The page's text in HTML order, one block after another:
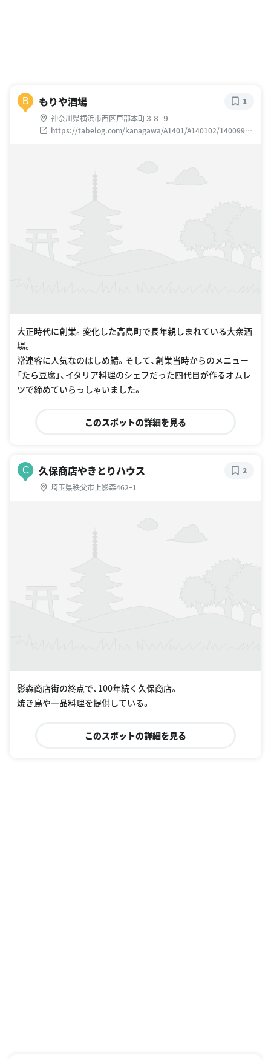
B もりや酒場
神奈川県横浜市西区戸部本町３８-９
https://tabelog.com/kanagawa/A1401/A140102/14009980
1
大正時代に創業。変化した高島町で長年親しまれている大衆酒
場。
常連客に人気なのはしめ鯖。そして、創業当時からのメニュー
「たら豆腐」、イタリア料理のシェフだった四代目が作るオムレ
ツで締めていらっしゃいました。
このスポットの詳細を見る
C 久保商店やきとりハウス
埼玉県秩父市上影森462ｰ1
2
影森商店街の終点で、100年続く久保商店。
焼き鳥や一品料理を提供している。
このスポットの詳細を見る